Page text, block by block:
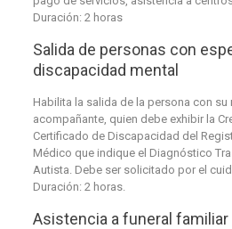
Duración: 2 horas
Salida de personas con
discapacidad mental
Habilita la salida de la persona con
acompañante, quien debe exhibir la
Certificado de Discapacidad del
Médico que indique el Diagnóstico
Autista. Debe ser solicitado por el
Duración: 2 horas.
Asistencia a funeral